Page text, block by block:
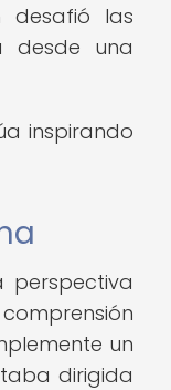
desafió las
desde una
inspirando
perspectiva
un
dirigida